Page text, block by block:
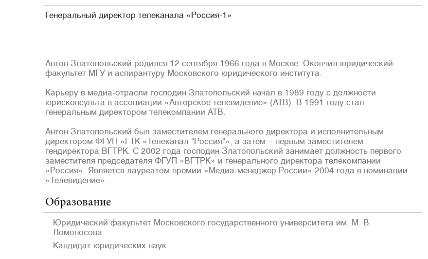
Генеральный директор телеканала «Россия-1»
Антон Златопольский родился 12 сентября 1966 года в Москве. Окончил юридический
факультет МГУ и аспирантуру Московского юридического института.
Карьеру в медиа-отрасли господин Златопольский начал в 1989 году с должности
юрисконсульта в ассоциации «Авторское телевидение» (АТВ). В 1991 году стал
генеральным директором телекомпании АТВ.
Антон Златопольский был заместителем генерального директора и исполнительным
директором ФГУП «ГТК «Телеканал "Россия"», а затем – первым заместителем
гендиректора ВГТРК. С 2002 года господин Златопольский занимает должность первого
заместителя председателя ФГУП «ВГТРК» и генерального директора телекомпании
«Россия». Является лауреатом премии «Медиа-менеджер России» 2004 года в номинации
«Телевидение».
Образование
Юридический факультет Московского государственного университета им. М. В.
Ломоносова
Кандидат юридических наук